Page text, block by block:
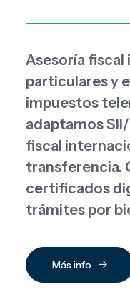
Asesoría fiscal
particulares y
impuestos
adaptamos
fiscal
transferencia.
certificados
trámites por
Más info